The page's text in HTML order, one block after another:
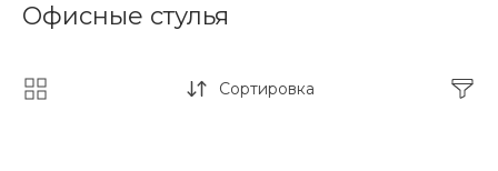
Офисные стулья
Сортировка